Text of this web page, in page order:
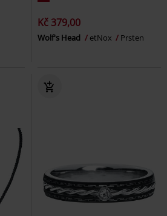
Kč 379,00
Wolf's Head etNox Prsten